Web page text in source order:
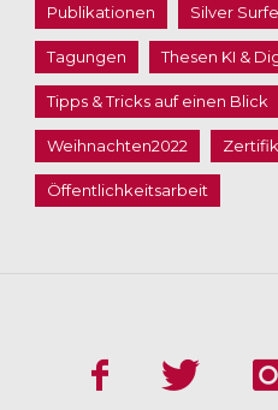
Publikationen Silver
Tagungen Thesen KI &
Tipps & Tricks auf einen Blick
Weihnachten2022
Öffentlichkeitsarbeit